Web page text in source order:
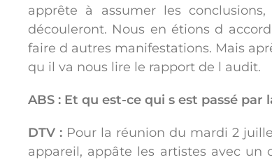
apprête à assumer les
découleront. Nous en étions d
faire d autres manifestations. Mais
qu il va nous lire le rapport de l audit.
ABS : Et qu est-ce qui s est passé par
DTV : Pour la réunion du mardi 2
appareil, appâte les artistes avec